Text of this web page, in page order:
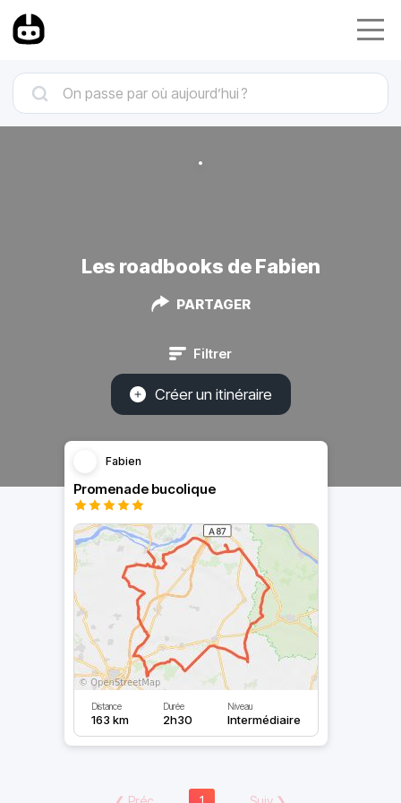
Les roadbooks de Fabien
PARTAGER
Filtrer
Créer un itinéraire
Fabien
Promenade bucolique
Distance
163 km
Durée
2h30
Niveau
Intermédiaire